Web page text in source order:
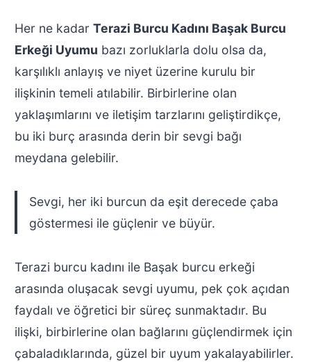
Her ne kadar Terazi Burcu Kadını Başak Burcu
Erkeği Uyumu bazı zorluklarla dolu olsa da,
karşılıklı anlayış ve niyet üzerine kurulu bir
ilişkinin temeli atılabilir. Birbirlerine olan
yaklaşımlarını ve iletişim tarzlarını geliştirdikçe,
bu iki burç arasında derin bir sevgi bağı
meydana gelebilir.
Sevgi, her iki burcun da eşit derecede çaba
göstermesi ile güçlenir ve büyür.
Terazi burcu kadını ile Başak burcu erkeği
arasında oluşacak sevgi uyumu, pek çok açıdan
faydalı ve öğretici bir süreç sunmaktadır. Bu
ilişki, birbirlerine olan bağlarını güçlendirmek için
çabaladıklarında, güzel bir uyum yakalayabilirler.